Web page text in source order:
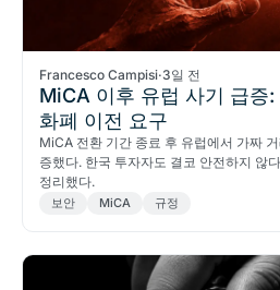
Francesco Campisi·3일 전
MiCA 이후 유럽 사기 급증
화폐 이전 요구
MiCA 전환 기간 종료 후 유럽에서 가짜
증했다. 한국 투자자도 결코 안전하지 않
정리했다.
보안 MiCA 규정